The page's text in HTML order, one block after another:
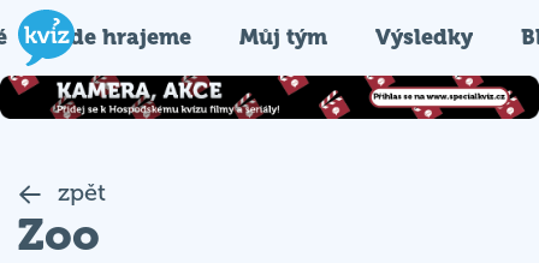
Kde hrajeme Můj tým Výsledky
zpět
Zoo